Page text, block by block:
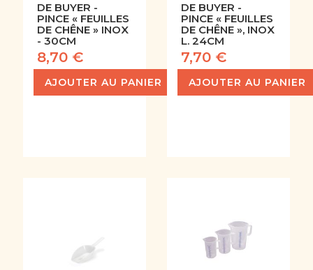
DE BUYER -
PINCE « FEUILLES
DE CHÊNE » INOX
- 30CM
8,70 €
AJOUTER AU PANIER
DE BUYER -
PINCE « FEUILLES
DE CHÊNE », INOX
L. 24CM
7,70 €
AJOUTER AU PANIER